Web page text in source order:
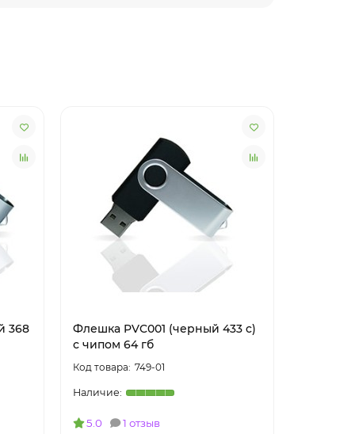
368
Флешка PVC001 (черный 433 c)
с чипом 64 гб
749-01
5.0 1 отзыв